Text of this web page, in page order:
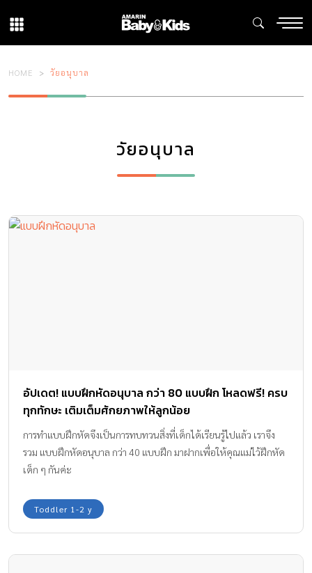
HOME วัยอนุบาล
วัยอนุบาล
อัปเดต! แบบฝึกหัดอนุบาล กว่า 80 แบบฝึก โหลดฟรี! ครบ
ทุกทักษะ เติมเต็มศักยภาพให้ลูกน้อย
การทำแบบฝึกหัดจึงเป็นการทบทวนสิ่งที่เด็กได้เรียนรู้ไปแล้ว เราจึง
รวม แบบฝึกหัดอนุบาล กว่า 40 แบบฝึก มาฝากเพื่อให้คุณแม่ไว้ฝึกหัด
เด็ก ๆ กันค่ะ
Toddler 1-2 y